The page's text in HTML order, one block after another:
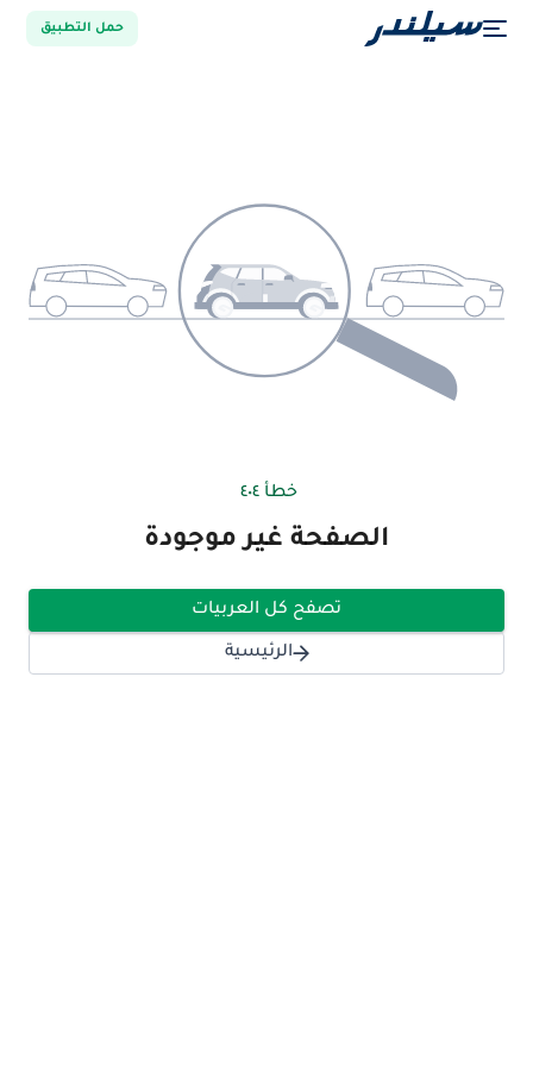
حمل التطبيق
خطأ ٤٠٤
الصفحة غير موجودة
تصفح كل العربيات
الرئيسية